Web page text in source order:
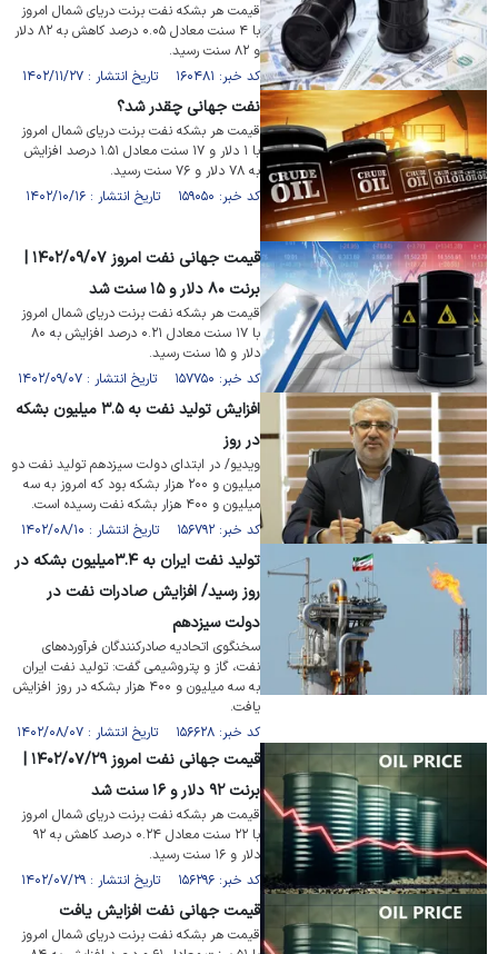
قیمت هر بشکه نفت برنت دریای شمال امروز
با ۴ سنت معادل ۰.۰۵ درصد کاهش به ۸۲ دلار
و ۸۲ سنت رسید.
کد خبر: ۱۶۰۴۸۱ تاریخ انتشار : ۱۴۰۲/۱۱/۲۷
نفت جهانی چقدر شد؟
قیمت هر بشکه نفت برنت دریای شمال امروز
با ۱ دلار و ۱۷ سنت معادل ۱.۵۱ درصد افزایش
به ۷۸ دلار و ۷۶ سنت رسید.
کد خبر: ۱۵۹۰۵۰ تاریخ انتشار : ۱۴۰۲/۱۰/۱۶
قیمت جهانی نفت امروز ۱۴۰۲/۰۹/۰۷ |
برنت ۸۰ دلار و ۱۵ سنت شد
قیمت هر بشکه نفت برنت دریای شمال امروز
با ۱۷ سنت معادل ۰.۲۱ درصد افزایش به ۸۰
دلار و ۱۵ سنت رسید.
کد خبر: ۱۵۷۷۵۰ تاریخ انتشار : ۱۴۰۲/۰۹/۰۷
افزایش تولید نفت به ۳.۵ میلیون بشکه
در روز
ویدیو/ در ابتدای دولت سیزدهم تولید نفت دو
میلیون و ۲۰۰ هزار بشکه بود که امروز به سه
میلیون و ۴۰۰ هزار بشکه نفت رسیده است.
کد خبر: ۱۵۶۷۹۲ تاریخ انتشار : ۱۴۰۲/۰۸/۱۰
تولید نفت ایران به ۳.۴میلیون بشکه در
روز رسید/ افزایش صادرات نفت در
دولت سیزدهم
سخنگوی اتحادیه صادرکنندگان فرآورده‌های
نفت، گاز و پتروشیمی گفت: تولید نفت ایران
به سه میلیون و ۴۰۰ هزار بشکه در روز افزایش
یافت.
کد خبر: ۱۵۶۶۲۸ تاریخ انتشار : ۱۴۰۲/۰۸/۰۷
قیمت جهانی نفت امروز ۱۴۰۲/۰۷/۲۹ |
برنت ۹۲ دلار و ۱۶ سنت شد
قیمت هر بشکه نفت برنت دریای شمال امروز
با ۲۲ سنت معادل ۰.۲۴ درصد کاهش به ۹۲
دلار و ۱۶ سنت رسید.
کد خبر: ۱۵۶۲۹۶ تاریخ انتشار : ۱۴۰۲/۰۷/۲۹
قیمت جهانی نفت افزایش یافت
قیمت هر بشکه نفت برنت دریای شمال امروز